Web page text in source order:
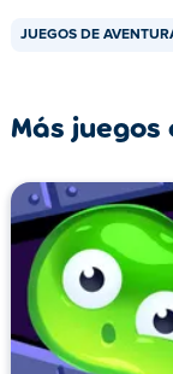
JUEGOS DE
Más